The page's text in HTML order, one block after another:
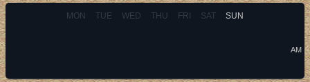
MON TUE WED THU FRI SAT SUN
AM